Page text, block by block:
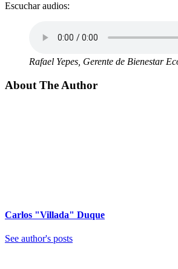
Escuchar audios:
Rafael Yepes, Gerente de Bienestar
About The Author
Carlos "Villada" Duque
See author's posts